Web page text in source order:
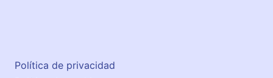
Política de privacidad